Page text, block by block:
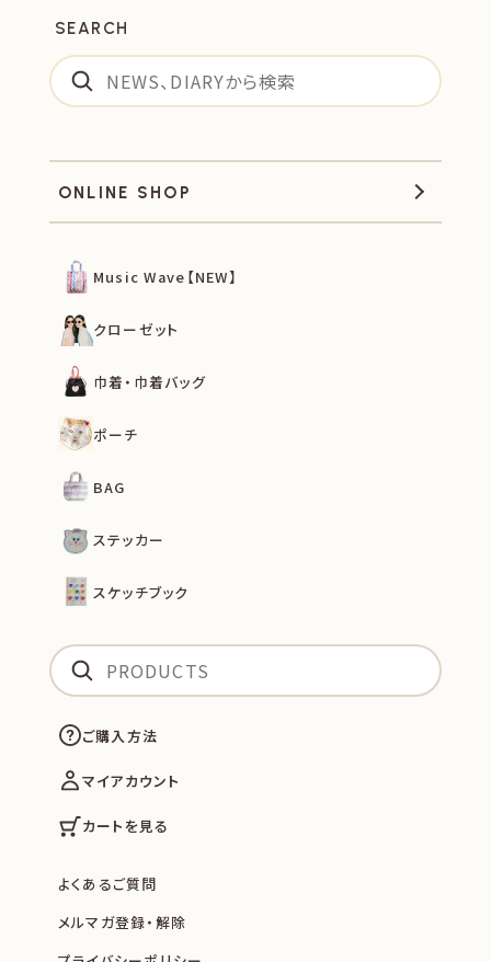
SEARCH
ONLINE SHOP
Music Wave【NEW】
クローゼット
巾着・巾着バッグ
ポーチ
BAG
ステッカー
スケッチブック
ご購入方法
マイアカウント
カートを見る
よくあるご質問
メルマガ登録・解除